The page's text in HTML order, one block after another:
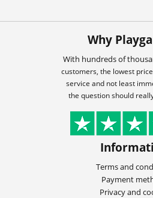
Why
With hundreds of
customers, the lowest
service and not least
the question should
Terms and
Payment
Privacy and